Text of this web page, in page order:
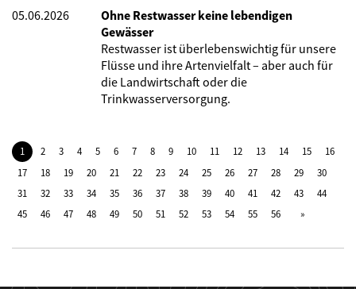
05.06.2026
Ohne Restwasser keine lebendigen
Gewässer
Restwasser ist überlebenswichtig für unsere
Flüsse und ihre Artenvielfalt – aber auch für
die Landwirtschaft oder die
Trinkwasserversorgung.
1 2 3 4 5 6 7 8 9 10 11 12 13 14 15
16
17
18 19 20 21 22 23 24 25 26 27 28 29
30
31
32 33 34 35 36 37 38 39 40 41 42 43
44
45
46 47 48 49 50 51 52 53 54 55 56